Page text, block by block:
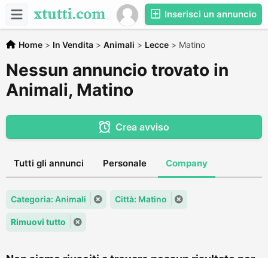
Inserisci un annuncio
Home > In Vendita > Animali > Lecce > Matino
Nessun annuncio trovato in
Animali, Matino
Crea avviso
Tutti gli annunci Personale Company
Categoria: Animali Città: Matino
Rimuovi tutto